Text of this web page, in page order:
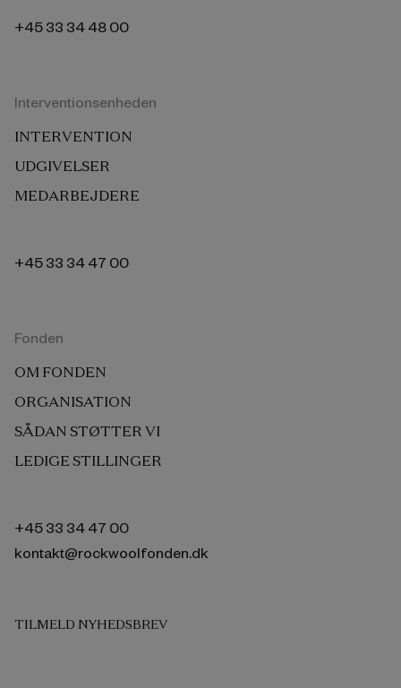
+45 33 34 48 00
Interventionsenheden
INTERVENTION
UDGIVELSER
MEDARBEJDERE
+45 33 34 47 00
Fonden
OM FONDEN
ORGANISATION
SÅDAN STØTTER VI
LEDIGE STILLINGER
+45 33 34 47 00
kontakt@rockwoolfonden.dk
TILMELD NYHEDSBREV